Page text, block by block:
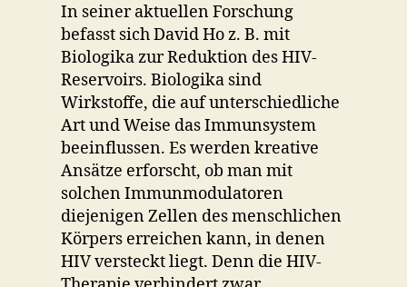
In seiner aktuellen Forschung
befasst sich David Ho z. B. mit
Biologika zur Reduktion des HIV-
Reservoirs. Biologika sind
Wirkstoffe, die auf unterschiedliche
Art und Weise das Immunsystem
beeinflussen. Es werden kreative
Ansätze erforscht, ob man mit
solchen Immunmodulatoren
diejenigen Zellen des menschlichen
Körpers erreichen kann, in denen
HIV versteckt liegt. Denn die HIV-